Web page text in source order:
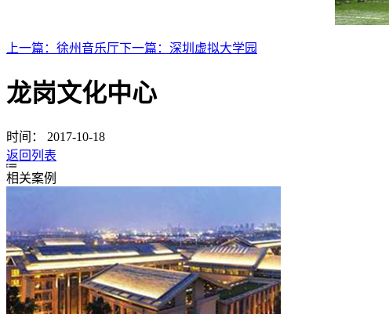
上一篇： 徐州音乐厅下一篇： 深圳虚拟大学园
龙岗文化中心
时间：
2017-10-18
返回列表
相关案例